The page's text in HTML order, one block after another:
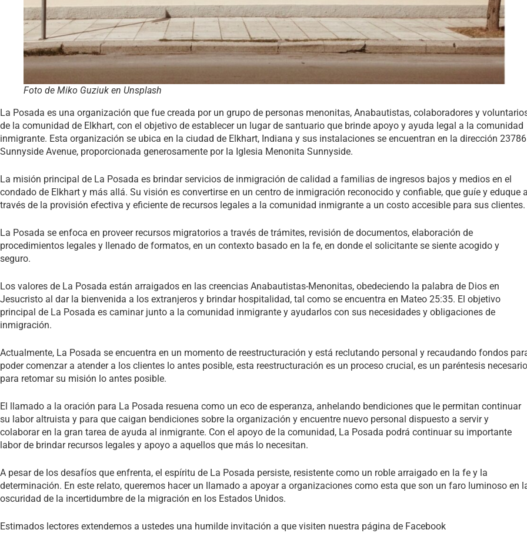
Foto de Miko Guziuk en Unsplash
La Posada es una organización que fue creada por un grupo de personas menonitas, Anabautistas, colaboradores y
de la comunidad de Elkhart, con el objetivo de establecer un lugar de santuario que brinde apoyo y ayuda legal a la comunidad
inmigrante. Esta organización se ubica en la ciudad de Elkhart, Indiana y sus instalaciones se encuentran en la dirección 23786
Sunnyside Avenue, proporcionada generosamente por la Iglesia Menonita Sunnyside.
La misión principal de La Posada es brindar servicios de inmigración de calidad a familias de ingresos bajos y medios en el
condado de Elkhart y más allá. Su visión es convertirse en un centro de inmigración reconocido y confiable, que guíe y eduque a
través de la provisión efectiva y eficiente de recursos legales a la comunidad inmigrante a un costo accesible para sus clientes.
La Posada se enfoca en proveer recursos migratorios a través de trámites, revisión de documentos, elaboración de
procedimientos legales y llenado de formatos, en un contexto basado en la fe, en donde el solicitante se siente acogido y
seguro.
Los valores de La Posada están arraigados en las creencias Anabautistas-Menonitas, obedeciendo la palabra de Dios en
Jesucristo al dar la bienvenida a los extranjeros y brindar hospitalidad, tal como se encuentra en Mateo 25:35. El objetivo
principal de La Posada es caminar junto a la comunidad inmigrante y ayudarlos con sus necesidades y obligaciones de
inmigración.
Actualmente, La Posada se encuentra en un momento de reestructuración y está reclutando personal y recaudando fondos
poder comenzar a atender a los clientes lo antes posible, esta reestructuración es un proceso crucial, es un paréntesis necesario
para retomar su misión lo antes posible.
El llamado a la oración para La Posada resuena como un eco de esperanza, anhelando bendiciones que le permitan continuar
su labor altruista y para que caigan bendiciones sobre la organización y encuentre nuevo personal dispuesto a servir y
colaborar en la gran tarea de ayuda al inmigrante. Con el apoyo de la comunidad, La Posada podrá continuar su importante
labor de brindar recursos legales y apoyo a aquellos que más lo necesitan.
A pesar de los desafíos que enfrenta, el espíritu de La Posada persiste, resistente como un roble arraigado en la fe y la
determinación. En este relato, queremos hacer un llamado a apoyar a organizaciones como esta que son un faro luminoso en
oscuridad de la incertidumbre de la migración en los Estados Unidos.
Estimados lectores extendemos a ustedes una humilde invitación a que visiten nuestra página de Facebook